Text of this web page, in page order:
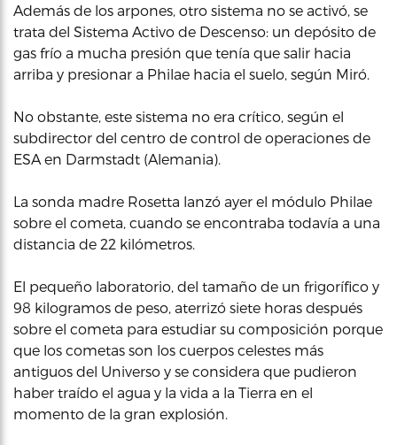
Además de los arpones, otro sistema no se activó, se
trata del Sistema Activo de Descenso: un depósito de
gas frío a mucha presión que tenía que salir hacia
arriba y presionar a Philae hacia el suelo, según Miró.
No obstante, este sistema no era crítico, según el
subdirector del centro de control de operaciones de
ESA en Darmstadt (Alemania).
La sonda madre Rosetta lanzó ayer el módulo Philae
sobre el cometa, cuando se encontraba todavía a una
distancia de 22 kilómetros.
El pequeño laboratorio, del tamaño de un frigorífico y
98 kilogramos de peso, aterrizó siete horas después
sobre el cometa para estudiar su composición porque
que los cometas son los cuerpos celestes más
antiguos del Universo y se considera que pudieron
haber traído el agua y la vida a la Tierra en el
momento de la gran explosión.